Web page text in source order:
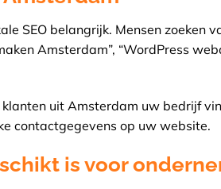
SEO belangrijk. Mensen zoeken
Amsterdam”, “WordPress
uit Amsterdam uw bedrijf
contactgegevens op uw website.
is voor